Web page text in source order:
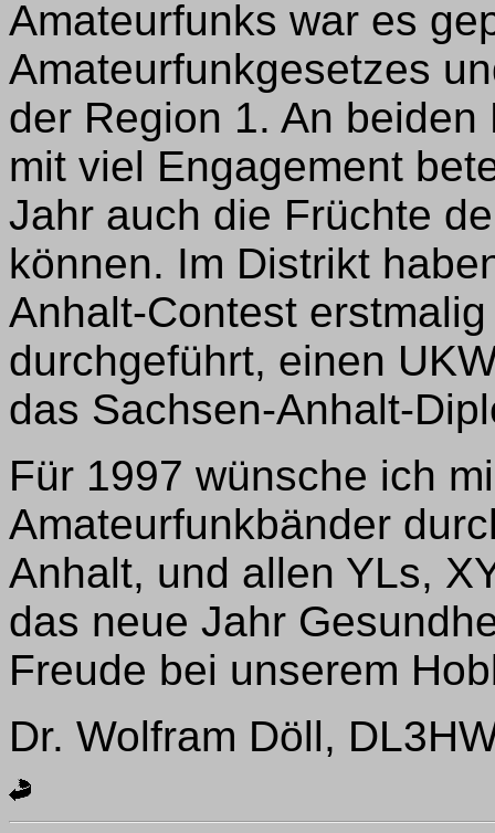
Amateurfunks war es
Amateurfunkgesetzes
der Region 1. An
mit viel Engagement
Jahr auch die Früchte
können. Im Distrikt
Anhalt-Contest
durchgeführt, einen
das Sachsen-Anhalt-
Für 1997 wünsche ich
Amateurfunkbänder
Anhalt, und allen YLs,
das neue Jahr
Freude bei unserem
Dr. Wolfram Döll,